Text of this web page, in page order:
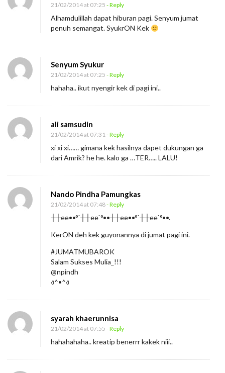
21/02/2014 at 07:25 - Reply
Alhamdulillah dapat hiburan pagi. Senyum jumat
penuh semangat. SyukrON Kek
Senyum Syukur
21/02/2014 at 07:25 - Reply
hahaha.. ikut nyengir kek di pagi ini..
ali samsudin
21/02/2014 at 07:31- Reply
xi xi xi…… gimana kek hasilnya dapet dukungan ga
dari Amrik? he he. kalo ga …TER….. LALU!
Nando Pindha Pamungkas
21/02/2014 at 07:48- Reply
┼┼ee••°`┼┼ee`°••┼┼ee••°`┼┼ee`°••.
KerON deh kek guyonannya di jumat pagi ini.
#JUMATMUBAROK
Salam Sukses Mulia_!!!
@npindh
ง^•^ง
syarah khaerunnisa
21/02/2014 at 07:55 - Reply
hahahahaha.. kreatip benerrr kakek niii..